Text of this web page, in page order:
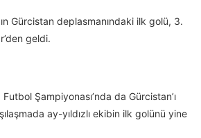
Gürcistan deplasmanındaki ilk golü, 3.
geldi.
Şampiyonası’nda da Gürcistan’ı
ay-yıldızlı ekibin ilk golünü yine